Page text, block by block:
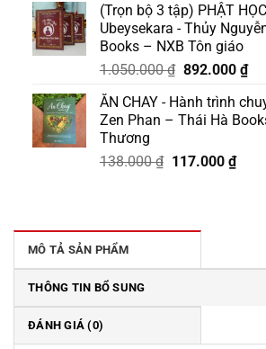
là:
209.000 ₫.
tại
là:
(Trọn bộ 3 tập) PHẬT
Ubeysekara - Thủy
Books – NXB Tôn giáo
1.050.000₫ Giá
là:
1.050.000 ₫.
892.000 ₫Giá
tại
là:
ĂN CHAY - Hành trình
Zen Phan – Thái Hà
Thương
138.000₫ Giá
117.000 ₫Giá
MÔ TẢ SẢN PHẨM
THÔNG TIN BỔ SUNG
ĐÁNH GIÁ (0)